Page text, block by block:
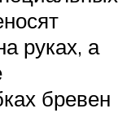
руках, а
бревен